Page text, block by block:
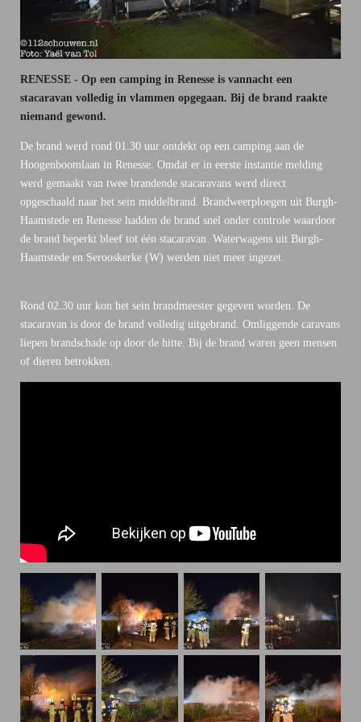
RENESSE - Op een camping in Renesse is vannacht een
stacaravan volledig in vlammen opgegaan. Bij de brand raakte
niemand gewond.
De brand werd rond 01.30 uur ontdekt op een camping aan de
Hoogenboomlaan in Renesse. Omdat er in eerste instantie melding
werd gemaakt van twee brandende stacaravans werd direct
opgeschaald naar het sein middelbrand. Brandweerploegen uit Burgh-
Haamstede en Renesse hadden de brand snel onder controle waardoor
de brand beperkt bleef tot één stacaravan. Waterwagens uit Burgh-
Haamstede en Serooskerke (W) werden niet meer ingezet.
Rond 02.30 uur kon het sein brandmeester gegeven worden. De
stacaravan is door de brand volledig uitgebrand. Omliggende caravans
liepen brandschade op door de hitte. Bij de brand waren geen mensen
of dieren betrokken.